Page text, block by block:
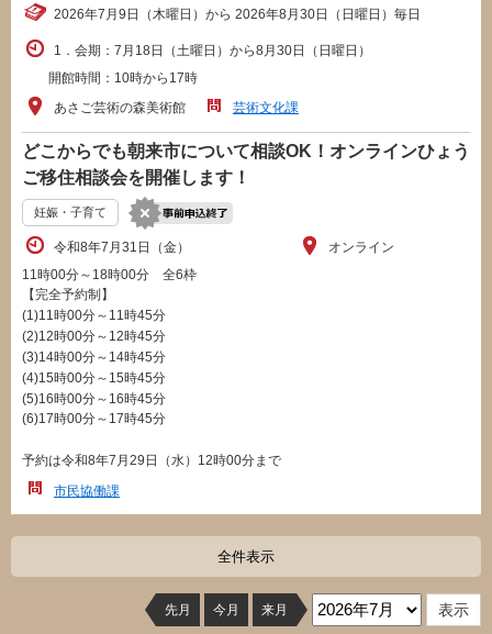
2026年7月9日（木曜日）から 2026年8月30日（日曜日）毎日
1．会期：7月18日（土曜日）から8月30日（日曜日）
開館時間：10時から17時
あさご芸術の森美術館
芸術文化課
どこからでも朝来市について相談OK！オンラインひょう
ご移住相談会を開催します！
妊娠・子育て
令和8年7月31日（金）
11時00分～18時00分 全6枠
【完全予約制】
(1)11時00分～11時45分
(2)12時00分～12時45分
(3)14時00分～14時45分
(4)15時00分～15時45分
(5)16時00分～16時45分
(6)17時00分～17時45分
予約は令和8年7月29日（水）12時00分まで
オンライン
市民協働課
全件表示
先月 今月 来月